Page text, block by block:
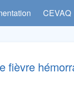
CEVAQ
fièvre